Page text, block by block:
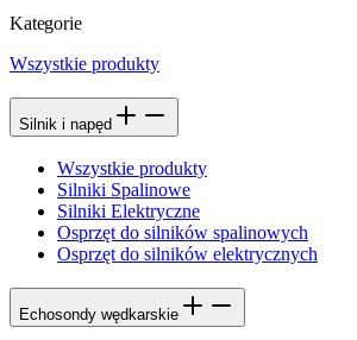
Kategorie
Wszystkie produkty
Silnik i napęd
Wszystkie produkty
Silniki Spalinowe
Silniki Elektryczne
Osprzęt do silników spalinowych
Osprzęt do silników elektrycznych
Echosondy wędkarskie